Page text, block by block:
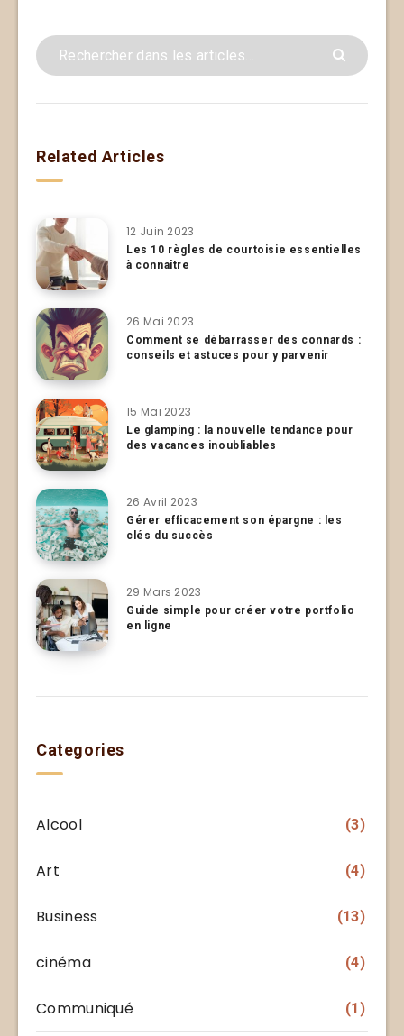
Related Articles
12 Juin 2023
Les 10 règles de courtoisie essentielles
à connaître
26 Mai 2023
Comment se débarrasser des connards :
conseils et astuces pour y parvenir
15 Mai 2023
Le glamping : la nouvelle tendance pour
des vacances inoubliables
26 Avril 2023
Gérer efficacement son épargne : les
clés du succès
29 Mars 2023
Guide simple pour créer votre portfolio
en ligne
Categories
Alcool (3)
Art (4)
Business (13)
cinéma (4)
Communiqué (1)